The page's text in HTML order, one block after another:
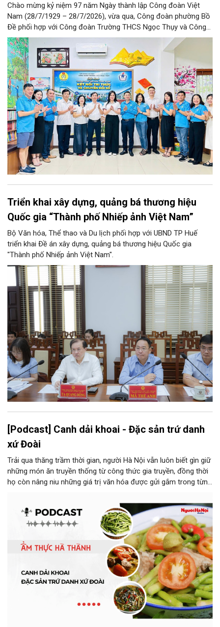
Chào mừng kỷ niệm 97 năm Ngày thành lập Công đoàn Việt
Nam (28/7/1929 – 28/7/2026), vừa qua, Công đoàn phường Bồ
Đề phối hợp với Công đoàn Trường THCS Ngọc Thụy và Công
đoàn Trường Tiểu học Ái Mộ B tổ chức Lễ ra mắt Mô hình
“Không gian văn hóa công đoàn”.
Triển khai xây dựng, quảng bá thương hiệu
Quốc gia “Thành phố Nhiếp ảnh Việt Nam”
Bộ Văn hóa, Thể thao và Du lịch phối hợp với UBND TP Huế
triển khai Đề án xây dựng, quảng bá thương hiệu Quốc gia
"Thành phố Nhiếp ảnh Việt Nam".
[Podcast] Canh dải khoai - Đặc sản trứ danh
xứ Đoài
Trải qua thăng trầm thời gian, người Hà Nội vẫn luôn biết gìn giữ
những món ăn truyền thống từ công thức gia truyền, đồng thời
họ còn nâng niu những giá trị văn hóa được gửi gắm trong từng
thức. Và canh dải khoai là một món ăn như thế.